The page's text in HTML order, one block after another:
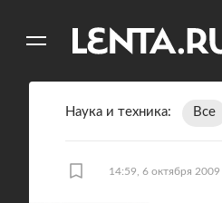
Наука и техника Все
14:59, 6 октября 2009